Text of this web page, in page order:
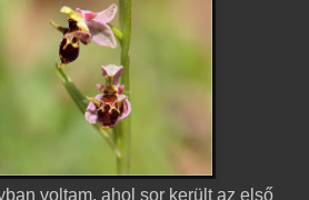
voltam, ahol sor került az első